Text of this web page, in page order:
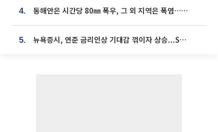
4. 동해안은 시간당 80㎜ 폭우, 그 외 지역은 폭염…‘극과 극 날씨’
5. 뉴욕증시, 연준 금리인상 기대감 꺾이자 상승...S&P500 사상 최고치 [종합]